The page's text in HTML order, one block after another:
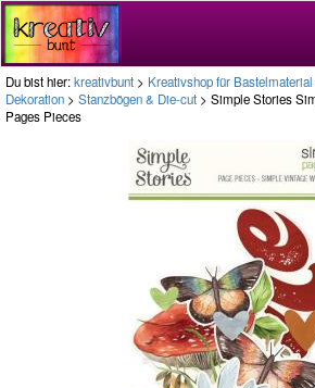
Du bist hier:kreativbunt > Kreativshop für
Dekoration > Stanzbögen & Die-cut > Simple Stories
Pages Pieces